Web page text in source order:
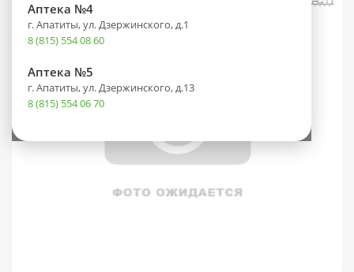
Аптека №4
г. Апатиты, ул. Дзержинского, д.1
8 (815) 554 08 60
Аптека №5
г. Апатиты, ул. Дзержинского, д.13
8 (815) 554 06 70